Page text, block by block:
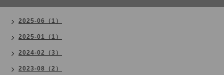
2025-06（1）
2025-01（1）
2024-02（3）
2023-08（2）